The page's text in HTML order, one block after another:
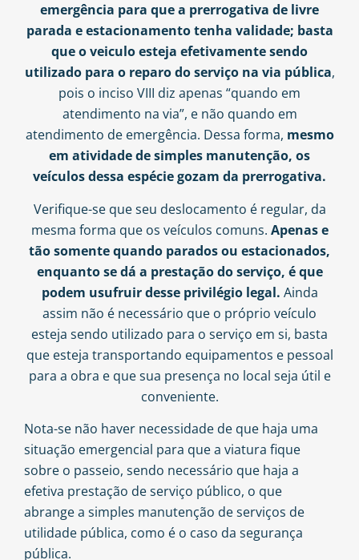
emergência para que a prerrogativa de livre
parada e estacionamento tenha validade; basta
que o veiculo esteja efetivamente sendo
utilizado para o reparo do serviço na via pública,
pois o inciso VIII diz apenas “quando em
atendimento na via”, e não quando em
atendimento de emergência. Dessa forma, mesmo
em atividade de simples manutenção, os
veículos dessa espécie gozam da prerrogativa.
Verifique-se que seu deslocamento é regular, da
mesma forma que os veículos comuns. Apenas e
tão somente quando parados ou estacionados,
enquanto se dá a prestação do serviço, é que
podem usufruir desse privilégio legal. Ainda
assim não é necessário que o próprio veículo
esteja sendo utilizado para o serviço em si, basta
que esteja transportando equipamentos e pessoal
para a obra e que sua presença no local seja útil e
conveniente.
Nota-se não haver necessidade de que haja uma
situação emergencial para que a viatura fique
sobre o passeio, sendo necessário que haja a
efetiva prestação de serviço público, o que
abrange a simples manutenção de serviços de
utilidade pública, como é o caso da segurança
pública.